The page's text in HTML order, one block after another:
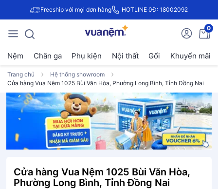
Freeship với mọi đơn hàng HOTLINE 0Đ: 18002092
0
Nệm Chăn ga Phụ kiện Nội thất Gối Khuyến mãi
Trang chủ
Hệ thống showroom
Cửa hàng Vua Nệm 1025 Bùi Văn Hòa, Phường Long Bình, Tỉnh Đồng Nai
Cửa hàng Vua Nệm 1025 Bùi Văn Hòa,
Phường Long Bình, Tỉnh Đồng Nai